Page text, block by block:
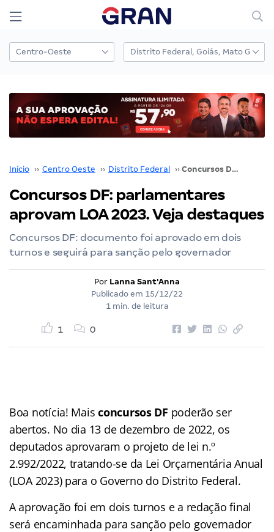
Início ›› Centro Oeste ›› Distrito Federal ›› Concursos DF: parlamentares aprovam LOA 2023. Veja destaques
Concursos DF: parlamentares
aprovam LOA 2023. Veja destaques
Concursos DF: documento foi aprovado em dois
turnos e seguirá para sanção pelo governador
Por Lanna Sant'Anna
Publicado em 15/12/22
1 min. de leitura
1 0
Boa notícia! Mais concursos DF poderão ser
abertos. No dia 13 de dezembro de 2022, os
deputados aprovaram o projeto de lei n.º
2.992/2022, tratando-se da Lei Orçamentária Anual
(LOA 2023) para o Governo do Distrito Federal.
A aprovação foi em dois turnos e a redação final
será encaminhada para sanção pelo governador